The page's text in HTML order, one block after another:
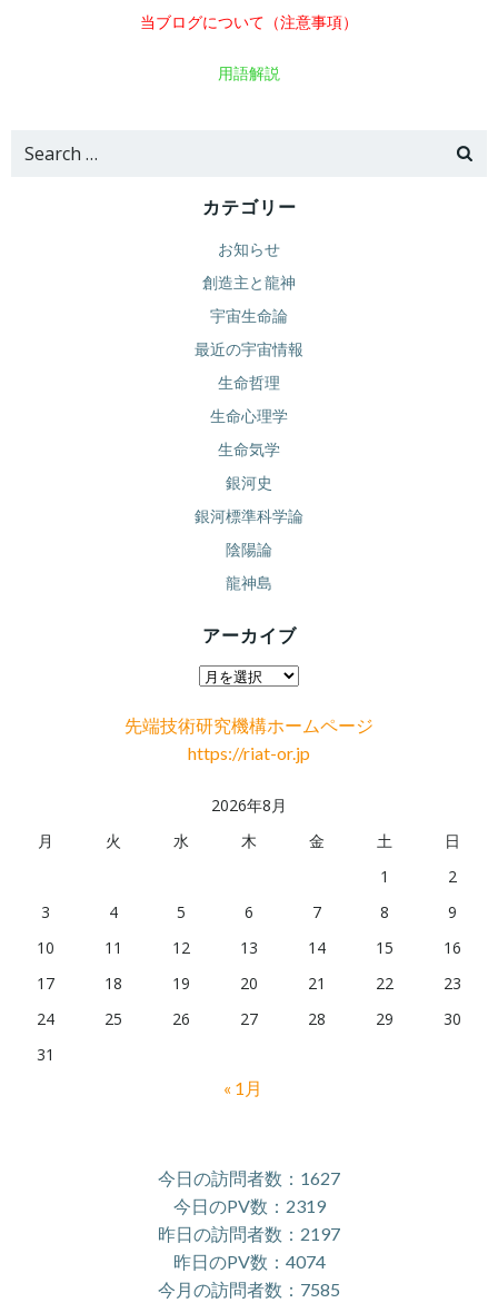
当ブログについて（注意事項）
用語解説
Search
カテゴリー
お知らせ
創造主と龍神
宇宙生命論
最近の宇宙情報
生命哲理
生命心理学
生命気学
銀河史
銀河標準科学論
陰陽論
龍神島
アーカイブ
ア
カ
イ
先端技術研究機構ホームページ
https://riat-or.jp
2026年8月
月
火 水 木 金 土
日
1
2
3
4 5 6 7 8
9
10
11 12 13 14 15
16
17
18 19 20 21 22
23
24
25 26 27 28 29
30
31
« 1月
今日の訪問者数：1627
今日のPV数：2319
昨日の訪問者数：2197
昨日のPV数：4074
今月の訪問者数：7585